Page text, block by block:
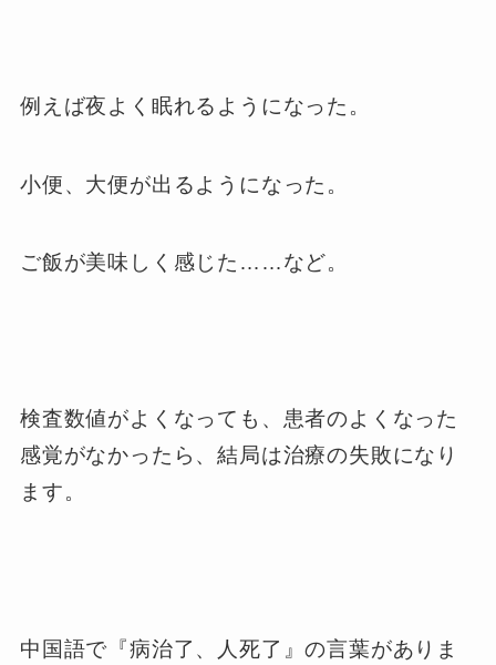
例えば夜よく眠れるようになった。
小便、大便が出るようになった。
ご飯が美味しく感じた……など。
検査数値がよくなっても、患者のよくなった
感覚がなかったら、結局は治療の失敗になり
ます。
中国語で『病治了、人死了』の言葉がありま